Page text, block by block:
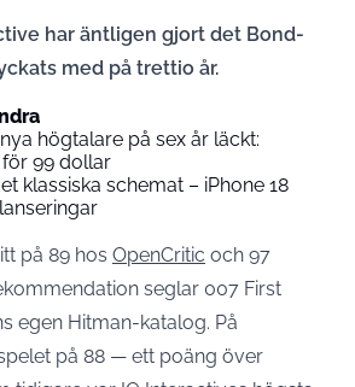
har äntligen gjort det Bond-
med på trettio år.
högtalare på sex år läckt:
99 dollar
klassiska schemat – iPhone 18
på 89 hos OpenCritic och 97
seglar 007 First
egen Hitman-katalog. På
på 88 — ett poäng över